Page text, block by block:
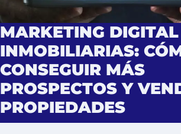
MARKETING
INMOBILIARIAS:
CONSEGUIR MÁS
PROSPECTOS Y
PROPIEDADES